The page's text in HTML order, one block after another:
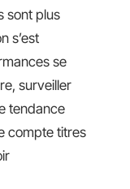
sont plus
s’est
se
surveiller
tendance
compte titres